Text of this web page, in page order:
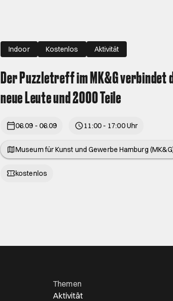
Indoor Kostenlos Aktivität
Der Puzzletreff im MK&G verbindet
neue Leute und 2000 Teile
06.09 - 06.09 11:00 - 17:00 Uhr
Museum für Kunst und Gewerbe Hamburg
kostenlos
Themen
Aktivität